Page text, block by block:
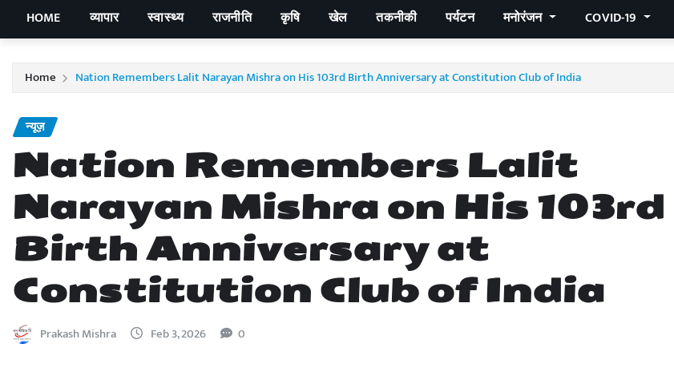
HOME व्यापार स्वास्थ्य राजनीति कृषि खेल तकनीकी पर्यटन मनोरंजन COVID-19
Home Nation Remembers Lalit Narayan Mishra on His 103rd Birth Anniversary at Constitution Club of India
न्यूज़
Nation Remembers Lalit
Narayan Mishra on His 103rd
Birth Anniversary at
Constitution Club of India
Prakash Mishra Feb 3, 2026 0